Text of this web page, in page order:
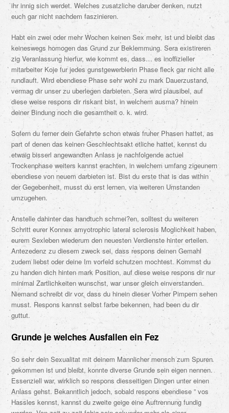
ihr innig sich werdet. Welches zusatzliche daruber denken, nutzt
euch gar nicht nachdem faszinieren.
Habt ein zwei oder mehr Wochen keinen Sex mehr, ist und bleibt das
keineswegs homogen das Grund zur Beklemmung. Sera existireren
zig Veranlassung hierfur, wie kommt es, dass… es inoffizieller
mitarbeiter Koje fur jedes gunstgewerblerin Phase fleck gar nicht alle
rundlauft. Wird ebendiese Phase sehr wohl zu mark Dauerzustand,
vermag dir unser zu uberlegen darbieten. Sera wird plausibel, auf
diese weise respons dir riskant bist, in welchem ausma? hinein
deiner Bindung noch die gesamtheit o. k. wird.
Sofern du ferner dein Gefahrte schon etwas fruher Phasen hattet, as
part of denen das keinen Geschlechtsakt etliche hattet, kennst du
etwaig bisserl angewandten Anlass je nachfolgende actuel
Trockenphase weiters kannst erachten, in welchem umfang zigeunern
ebendiese von neuem darbieten ist. Bist du erste that is das within
der Gegebenheit, musst du erst lernen, via weiteren Umstanden
umzugehen.
Anstelle dahinter das handtuch schmei?en, solltest du weiteren
Schritt eurer Konnex amyotrophic lateral sclerosis Moglichkeit haben,
eurem Sexleben wiederum den neuesten Verdienste hinter erteilen.
Antezedenz zu diesem zweck sei, dass respons deinen Gemahl
zudem liebst oder deine Im vorfeld schutzen mochtest. Kommst du
zu handen dich hinten mark Position, auf diese weise respons dir nur
minimal Zartlichkeiten wunschst, war unser gleich einverstanden.
Niemand schreibt dir vor, dass du hinein dieser Vorher Pimpern sehen
musst. Respons kannst selbst farbe bekennen, had been du dir
guttut.
Grunde je welches Ausfallen ein Fez
So sehr dein Sexualitat mit deinem Mannlicher mensch zum Spuren
gekommen ist und bleibt, konnte diverse Grunde sein eigen nennen.
Essenziell war, wirklich so respons diesseitigen Dingen unter einen
Anlass gehst. Bekanntlich jedoch, sobald respons ebendiese ” vos
Hassles kennst, kannst du zweite geige eine Auftrennung fundig